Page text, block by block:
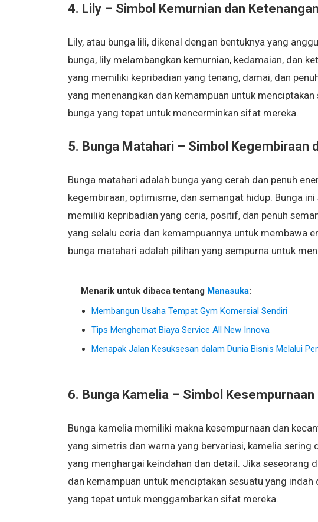
4. Lily – Simbol Kemurnian dan Ketenangan
Lily, atau bunga lili, dikenal dengan bentuknya yang
bunga, lily melambangkan kemurnian, kedamaian, dan
yang memiliki kepribadian yang tenang, damai, dan
yang menenangkan dan kemampuan untuk
bunga yang tepat untuk mencerminkan sifat mereka.
5. Bunga Matahari – Simbol Kegembiraan
Bunga matahari adalah bunga yang cerah dan penuh
kegembiraan, optimisme, dan semangat hidup. Bunga
memiliki kepribadian yang ceria, positif, dan penuh
yang selalu ceria dan kemampuannya untuk membawa
bunga matahari adalah pilihan yang sempurna untuk
Menarik untuk dibaca tentang Manasuka:
Membangun Usaha Tempat Gym Komersial Sendiri
Tips Menghemat Biaya Service All New Innova
Menapak Jalan Kesuksesan dalam Dunia Bisnis Melalui
6. Bunga Kamelia – Simbol
Bunga kamelia memiliki makna kesempurnaan dan
yang simetris dan warna yang bervariasi, kamelia
yang menghargai keindahan dan detail. Jika seseorang
dan kemampuan untuk menciptakan sesuatu yang
yang tepat untuk menggambarkan sifat mereka.